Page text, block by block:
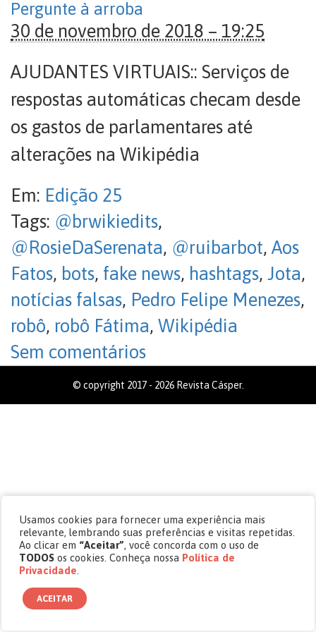
Pergunte à arroba
30 de novembro de 2018 – 19:25
AJUDANTES VIRTUAIS:: Serviços de
respostas automáticas checam desde
os gastos de parlamentares até
alterações na Wikipédia
Em: Edição 25
Tags: @brwikiedits,
@RosieDaSerenata, @ruibarbot, Aos
Fatos, bots, fake news, hashtags, Jota,
notícias falsas, Pedro Felipe Menezes,
robô, robô Fátima, Wikipédia
Sem comentários
© copyright 2017 - 2026 Revista Cásper.
Usamos cookies para fornecer uma experiência mais
relevante, lembrando suas preferências e visitas repetidas.
Ao clicar em “Aceitar”, você concorda com o uso de
TODOS os cookies. Conheça nossa Política de
Privacidade
ACEITAR